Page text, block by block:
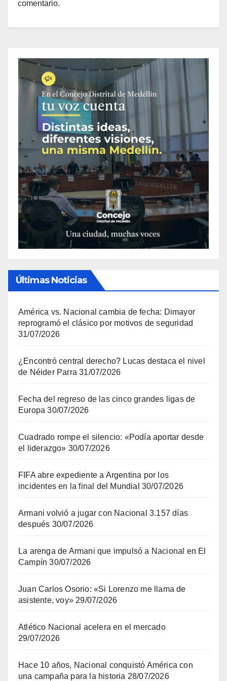
comentario.
Últimas Noticias
América vs. Nacional cambia de fecha: Dimayor
reprogramó el clásico por motivos de seguridad
31/07/2026
¿Encontró central derecho? Lucas destaca el nivel
de Néider Parra 31/07/2026
Fecha del regreso de las cinco grandes ligas de
Europa 30/07/2026
Cuadrado rompe el silencio: «Podía aportar desde
el liderazgo» 30/07/2026
FIFA abre expediente a Argentina por los
incidentes en la final del Mundial 30/07/2026
Armani volvió a jugar con Nacional 3.157 días
después 30/07/2026
La arenga de Armani que impulsó a Nacional en El
Campín 30/07/2026
Juan Carlos Osorio: «Si Lorenzo me llama de
asistente, voy» 29/07/2026
Atlético Nacional acelera en el mercado
29/07/2026
Hace 10 años, Nacional conquistó América con
una campaña para la historia 28/07/2026